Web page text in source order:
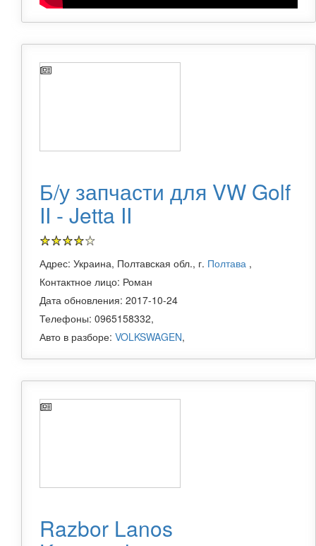
Б/у запчасти для VW Golf
II - Jetta II
Адрес: Украина, Полтавская обл., г. Полтава ,
Контактное лицо: Роман
Дата обновления: 2017-10-24
Телефоны: 0965158332,
Авто в разборе: VOLKSWAGEN,
Razbor Lanos